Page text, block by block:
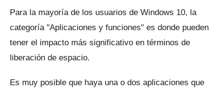
Para la mayoría de los usuarios de Windows 10, la
categoría "Aplicaciones y funciones" es donde pueden
tener el impacto más significativo en términos de
liberación de espacio.
Es muy posible que haya una o dos aplicaciones que